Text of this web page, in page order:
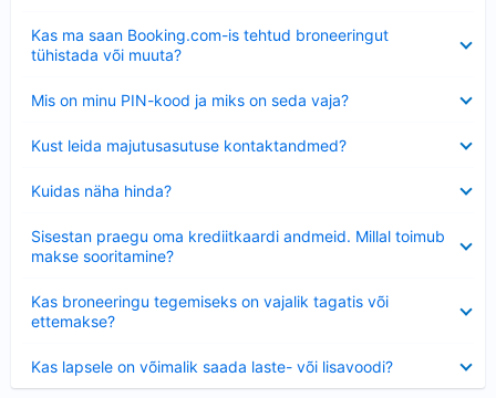
Kas ma saan Booking.com-is tehtud broneeringut
tühistada või muuta?
Mis on minu PIN-kood ja miks on seda vaja?
Kust leida majutusasutuse kontaktandmed?
Kuidas näha hinda?
Sisestan praegu oma krediitkaardi andmeid. Millal toimub
makse sooritamine?
Kas broneeringu tegemiseks on vajalik tagatis või
ettemakse?
Kas lapsele on võimalik saada laste- või lisavoodi?